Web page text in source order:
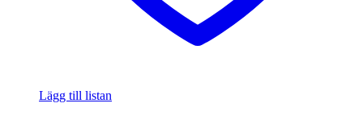
Lägg till listan